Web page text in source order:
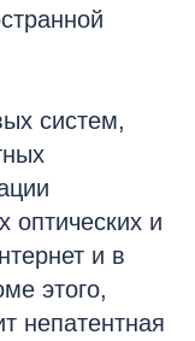
систем,
оптических и
и в
этого,
непатентная